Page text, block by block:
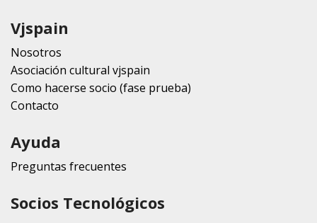
Vjspain
Nosotros
Asociación cultural vjspain
Como hacerse socio (fase prueba)
Contacto
Ayuda
Preguntas frecuentes
Socios Tecnológicos